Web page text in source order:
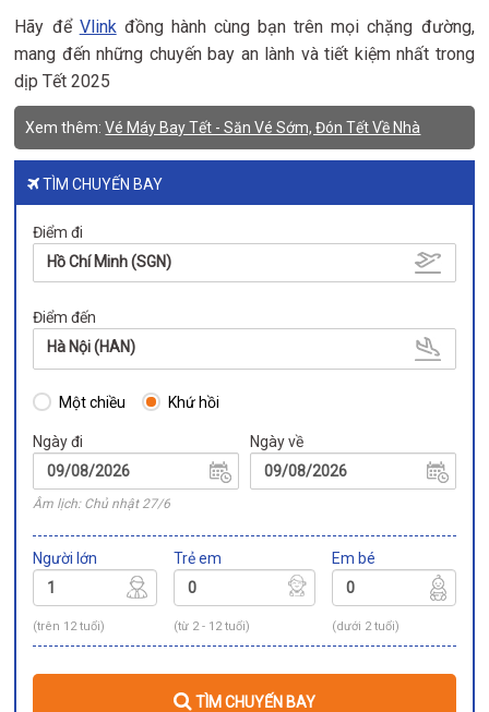
Hãy để Vlink đồng hành cùng bạn trên mọi chặng đường,
mang đến những chuyến bay an lành và tiết kiệm nhất trong
dịp Tết 2025
Xem thêm:Vé Máy Bay Tết - Săn Vé Sớm, Đón Tết Về Nhà
TÌM CHUYẾN BAY
Điểm đi
Hồ Chí Minh (SGN)
Điểm đến
Hà Nội (HAN)
Một chiều Khứ hồi
Ngày đi
Âm lịch: Chủ nhật 27/6
Ngày về
Người lớn
(trên 12 tuổi)
Trẻ em
(từ 2 - 12 tuổi)
Em bé
(dưới 2 tuổi)
TÌM CHUYẾN BAY